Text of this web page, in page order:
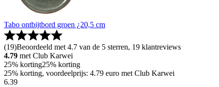
Tabo ontbijtbord groen ¿20,5 cm
(19)Beoordeeld met 4.7 van de 5 sterren, 19 klantreviews
4.79 met Club Karwei
25% korting25% korting
25% korting, voordeelprijs: 4.79 euro met Club Karwei
6.39